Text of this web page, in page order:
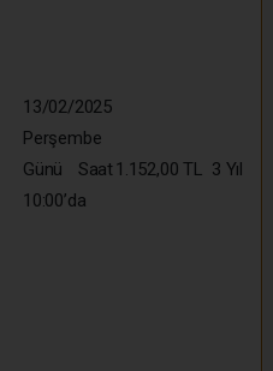
13/02/2025
Perşembe
Günü Saat
10:00’da
1.152,00 TL 3 Yıl